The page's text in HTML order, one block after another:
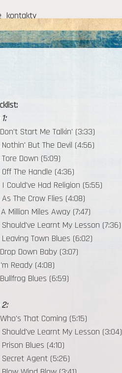
kontakty
Don't Start Me Talkin' (3:33)
Nothin' But The Devil (4:56)
Tore Down (5:09)
The Handle (4:36)
I Could've Had Religion (5:55)
As The Crow Flies (4:08)
Million Miles Away (7:47)
Should've Learnt My Lesson (7:36)
Leaving Town Blues (6:02)
Down Baby (3:07)
Ready (4:08)
Blues (6:59)
That Coming (5:15)
Should've Learnt My Lesson (3:04)
Blues (4:10)
Secret Agent (5:26)